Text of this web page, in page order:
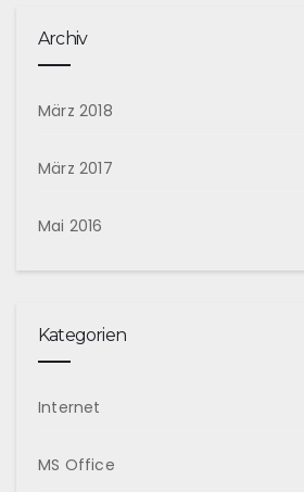
Archiv
März 2018
März 2017
Mai 2016
Kategorien
Internet
MS Office